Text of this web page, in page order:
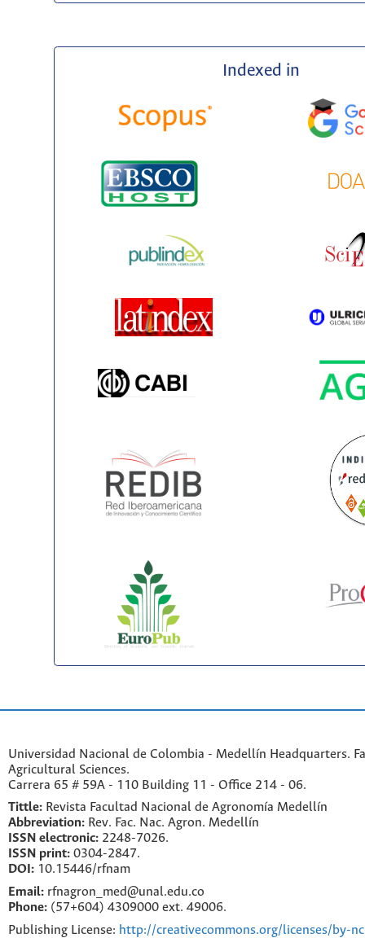
Indexed in
Universidad Nacional de Colombia - Medellín Headquarters.
Agricultural Sciences.
Carrera 65 # 59A - 110 Building 11 - Office 214 - 06.
Tittle: Revista Facultad Nacional de Agronomía Medellín
Abbreviation: Rev. Fac. Nac. Agron. Medellín
ISSN electronic: 2248-7026.
ISSN print: 0304-2847.
DOI: 10.15446/rfnam
Email: rfnagron_med@unal.edu.co
Phone: (57+604) 4309000 ext. 49006.
Publishing License: http://creativecommons.org/licenses/by-